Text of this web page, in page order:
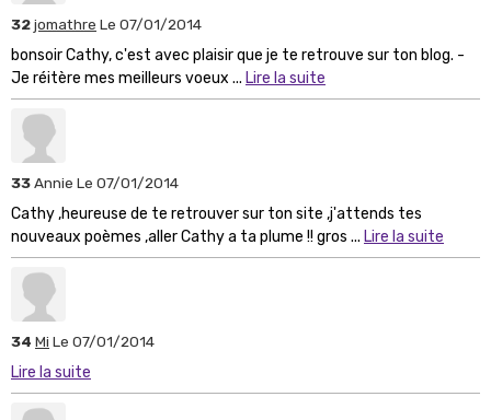
32jomathre Le 07/01/2014
bonsoir Cathy, c'est avec plaisir que je te retrouve sur ton blog. -
Je réitère mes meilleurs voeux ... Lire la suite
33Annie Le 07/01/2014
Cathy ,heureuse de te retrouver sur ton site ,j'attends tes
nouveaux poèmes ,aller Cathy a ta plume !! gros ... Lire la suite
34 Mi Le 07/01/2014
Lire la suite